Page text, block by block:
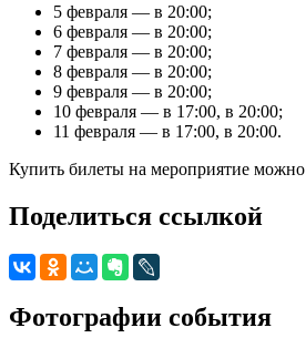
5 февраля — в 20:00;
6 февраля — в 20:00;
7 февраля — в 20:00;
8 февраля — в 20:00;
9 февраля — в 20:00;
10 февраля — в 17:00, в 20:00;
11 февраля — в 17:00, в 20:00.
Купить билеты на мероприятие можно
Поделиться ссылкой
Фотографии события